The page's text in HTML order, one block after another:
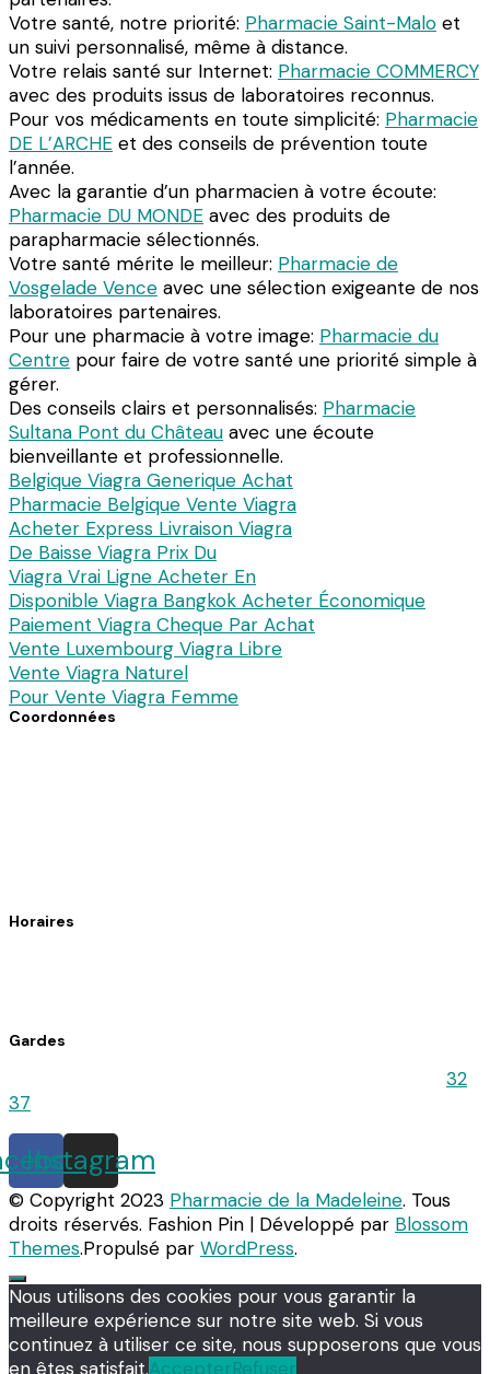
Votre santé, notre priorité: Pharmacie Saint-Malo et
un suivi personnalisé, même à distance.
Votre relais santé sur Internet: Pharmacie COMMERCY
avec des produits issus de laboratoires reconnus.
Pour vos médicaments en toute simplicité: Pharmacie
DE L’ARCHE et des conseils de prévention toute
l’année.
Avec la garantie d’un pharmacien à votre écoute:
Pharmacie DU MONDE avec des produits de
parapharmacie sélectionnés.
Votre santé mérite le meilleur: Pharmacie de
Vosgelade Vence avec une sélection exigeante de nos
laboratoires partenaires.
Pour une pharmacie à votre image: Pharmacie du
Centre pour faire de votre santé une priorité simple à
gérer.
Des conseils clairs et personnalisés: Pharmacie
Sultana Pont du Château avec une écoute
bienveillante et professionnelle.
Belgique Viagra Generique Achat
Pharmacie Belgique Vente Viagra
Acheter Express Livraison Viagra
De Baisse Viagra Prix Du
Viagra Vrai Ligne Acheter En
Disponible Viagra Bangkok Acheter Économique
Paiement Viagra Cheque Par Achat
Vente Luxembourg Viagra Libre
Vente Viagra Naturel
Pour Vente Viagra Femme
Coordonnées
Horaires
Gardes
32
37
Instagram
© Copyright 2023 Pharmacie de la Madeleine. Tous
droits réservés. Fashion Pin | Développé par Blossom
Themes.Propulsé par WordPress.
Nous utilisons des cookies pour vous garantir la
meilleure expérience sur notre site web. Si vous
continuez à utiliser ce site, nous supposerons que vous
en êtes satisfait.AccepterRefuser